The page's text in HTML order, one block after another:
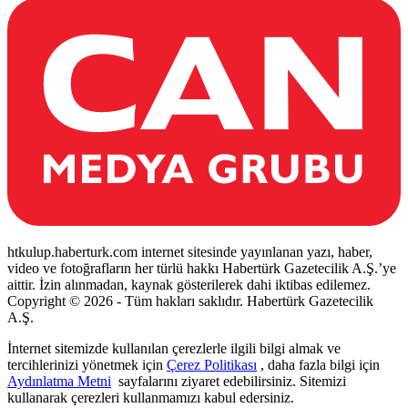
htkulup.haberturk.com internet sitesinde yayınlanan yazı, haber,
video ve fotoğrafların her türlü hakkı Habertürk Gazetecilik A.Ş.’ye
aittir. İzin alınmadan, kaynak gösterilerek dahi iktibas edilemez.
Copyright © 2026 - Tüm hakları saklıdır. Habertürk Gazetecilik
A.Ş.
İnternet sitemizde kullanılan çerezlerle ilgili bilgi almak ve
tercihlerinizi yönetmek için Çerez Politikası , daha fazla bilgi için
Aydınlatma Metni sayfalarını ziyaret edebilirsiniz. Sitemizi
kullanarak çerezleri kullanmamızı kabul edersiniz.